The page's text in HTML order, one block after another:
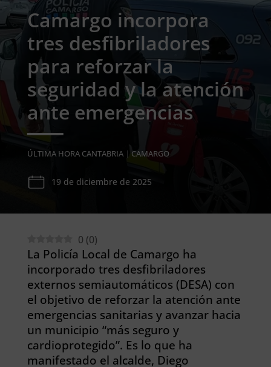
Camargo incorpora
tres desfibriladores
para reforzar la
seguridad y la atención
ante emergencias
ÚLTIMA HORA CANTABRIA| CAMARGO
19 de diciembre de 2025
0 (0)
La Policía Local de Camargo ha
incorporado tres desfibriladores
externos semiautomáticos (DESA) con
el objetivo de reforzar la atención ante
emergencias sanitarias y avanzar hacia
un municipio “más seguro y
cardioprotegido”. Es lo que ha
manifestado el alcalde, Diego